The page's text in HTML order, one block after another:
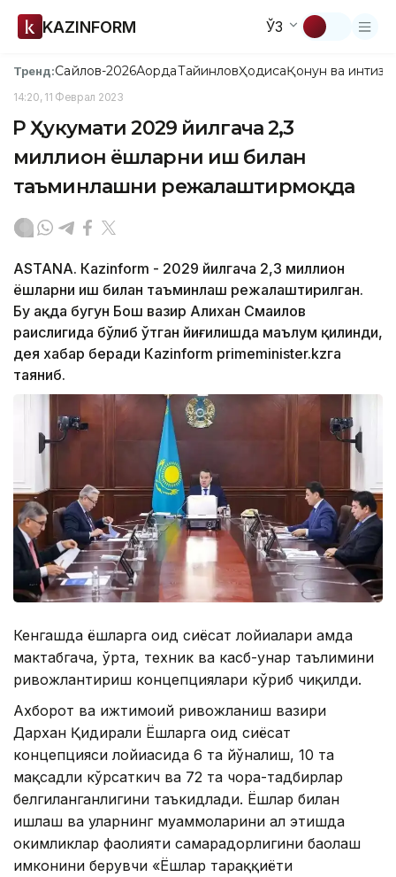
KAZINFORM ЎЗ
Тренд:Сайлов-2026АқордаТайинловҲодисаҚонун ва
14:20, 11 Феврал 2023
ҚР Ҳукумати 2029 йилгача 2,3
миллион ёшларни иш билан
таъминлашни режалаштирмоқда
ASTANА. Кazinform - 2029 йилгача 2,3 миллион
ёшларни иш билан таъминлаш режалаштирилган.
Бу ҳақда бугун Бош вазир Алихан Смаилов
раислигида бўлиб ўтган йиғилишда маълум қилинди,
дея хабар беради Кazinform primeminister.kzга
таяниб.
Кенгашда ёшларга оид сиёсат лойиҳалари ҳамда
мактабгача, ўрта, техник ва касб-ҳунар таълимини
ривожлантириш концепциялари кўриб чиқилди.
Ахборот ва ижтимоий ривожланиш вазири
Дархан Қидирали Ёшларга оид сиёсат
концепцияси лойиҳасида 6 та йўналиш, 10 та
мақсадли кўрсаткич ва 72 та чора-тадбирлар
белгиланганлигини таъкидлади. Ёшлар билан
ишлаш ва уларнинг муаммоларини ҳал этишда
ҳокимликлар фаолияти самарадорлигини баҳолаш
имконини берувчи «Ёшлар тараққиёти